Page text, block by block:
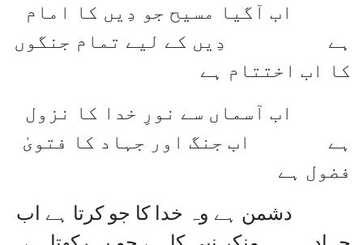
اب آگیا مسیح جو دِیں کا امام
ہے دِیں کے لیے تمام جنگوں
کا اب اختتام ہے
اب آسماں سے نورِ خدا کا نزول
ہے اب جنگ اور جہاد کا فتویٰ
فضول ہے
دشمن ہے وہ خدا کا جو کرتا ہے اب